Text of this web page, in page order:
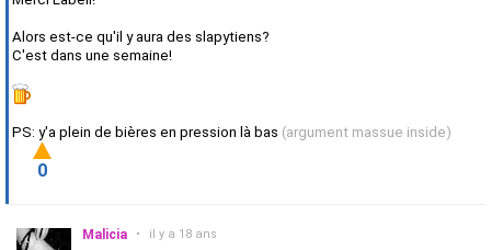
Alors est-ce qu'il y aura des slapytiens?
C'est dans une semaine!
PS: y'a plein de bières en pression là bas (argument massue inside)
0
Malicia • il y a 18 ans